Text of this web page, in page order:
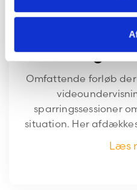
Omfattende forløb
sparringssessioner
situation. Her
kommunikation og
Læs